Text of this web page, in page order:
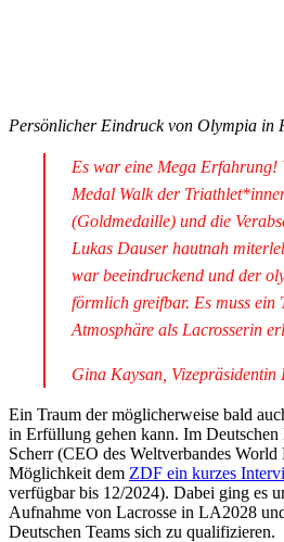
Persönlicher Eindruck von Olympia in
Es war eine Mega Erfahrung!
Medal Walk der
(Goldmedaille) und die
Lukas Dauser hautnah
war beeindruckend und der
förmlich greifbar. Es muss ein
Atmosphäre als Lacrosserin
Gina Kaysan, Vizepräsidentin
Ein Traum der möglicherweise bald
in Erfüllung gehen kann. Im Deutschen
Scherr (CEO des Weltverbandes World
Möglichkeit dem ZDF ein kurzes
verfügbar bis 12/2024). Dabei ging es
Aufnahme von Lacrosse in LA2028
Deutschen Teams sich zu qualifizieren.